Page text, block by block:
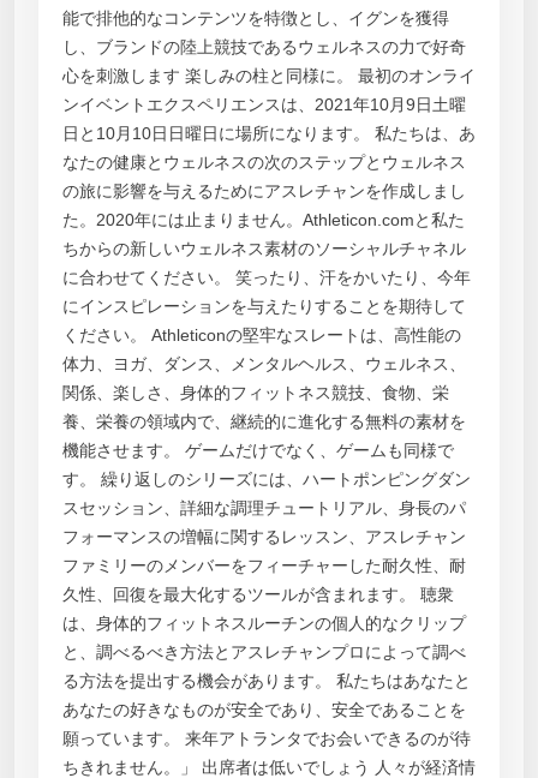
能で排他的なコンテンツを特徴とし、イグンを獲得
し、ブランドの陸上競技であるウェルネスの力で好奇
心を刺激します 楽しみの柱と同様に。 最初のオンライ
ンイベントエクスペリエンスは、2021年10月9日土曜
日と10月10日日曜日に場所になります。 私たちは、あ
なたの健康とウェルネスの次のステップとウェルネス
の旅に影響を与えるためにアスレチャンを作成しまし
た。2020年には止まりません。Athleticon.comと私た
ちからの新しいウェルネス素材のソーシャルチャネル
に合わせてください。 笑ったり、汗をかいたり、今年
にインスピレーションを与えたりすることを期待して
ください。 Athleticonの堅牢なスレートは、高性能の
体力、ヨガ、ダンス、メンタルヘルス、ウェルネス、
関係、楽しさ、身体的フィットネス競技、食物、栄
養、栄養の領域内で、継続的に進化する無料の素材を
機能させます。 ゲームだけでなく、ゲームも同様で
す。 繰り返しのシリーズには、ハートポンピングダン
スセッション、詳細な調理チュートリアル、身長のパ
フォーマンスの増幅に関するレッスン、アスレチャン
ファミリーのメンバーをフィーチャーした耐久性、耐
久性、回復を最大化するツールが含まれます。 聴衆
は、身体的フィットネスルーチンの個人的なクリップ
と、調べるべき方法とアスレチャンプロによって調べ
る方法を提出する機会があります。 私たちはあなたと
あなたの好きなものが安全であり、安全であることを
願っています。 来年アトランタでお会いできるのが待
ちきれません。」 出席者は低いでしょう 人々が経済情